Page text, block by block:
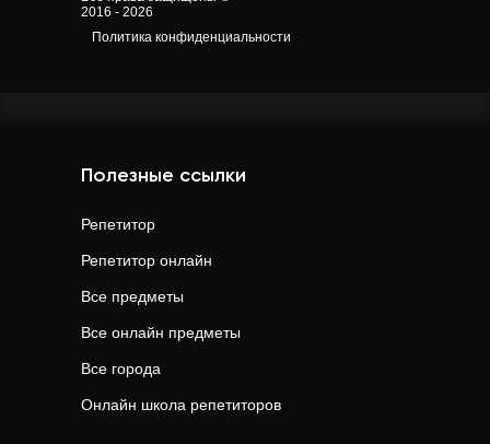
2016 - 2026
Политика конфиденциальности
Полезные ссылки
Репетитор
Репетитор онлайн
Все предметы
Все онлайн предметы
Все города
Онлайн школа репетиторов